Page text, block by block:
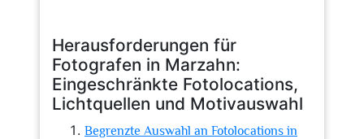
Herausforderungen für
Fotografen in Marzahn:
Eingeschränkte Fotolocations,
Lichtquellen und Motivauswahl
Begrenzte Auswahl an Fotolocations in